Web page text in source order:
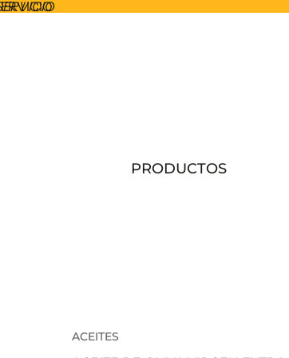
PRODUCTOS
ACEITES